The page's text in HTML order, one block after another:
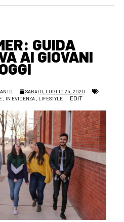
GUIDA
AI GIOVANI
SABATO, LUGLIO 25, 2020
, IN EVIDENZA, LIFESTYLE EDIT